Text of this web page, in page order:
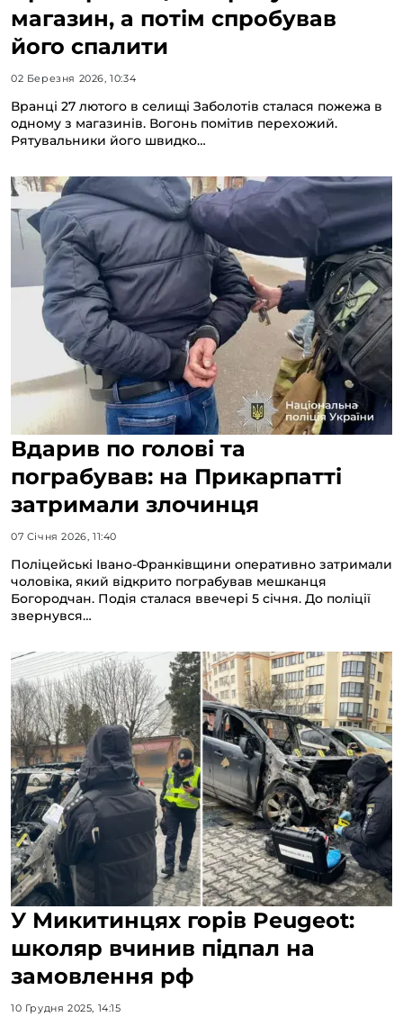
магазин, а потім спробував
його спалити
02 Березня 2026, 10:34
Вранці 27 лютого в селищі Заболотів сталася пожежа в
одному з магазинів. Вогонь помітив перехожий.
Рятувальники його швидко…
Вдарив по голові та
пограбував: на Прикарпатті
затримали злочинця
07 Січня 2026, 11:40
Поліцейські Івано-Франківщини оперативно затримали
чоловіка, який відкрито пограбував мешканця
Богородчан. Подія сталася ввечері 5 січня. До поліції
звернувся…
У Микитинцях горів Peugeot:
школяр вчинив підпал на
замовлення рф
10 Грудня 2025, 14:15